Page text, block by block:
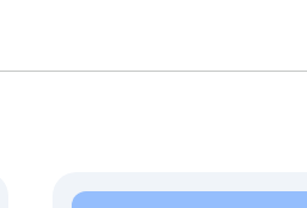
、あなたのものだけのアバター